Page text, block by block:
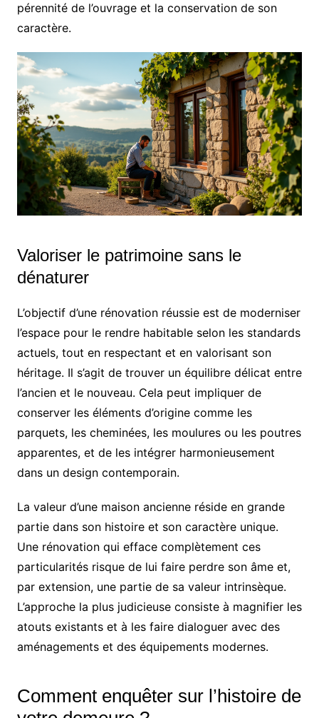
pérennité de l’ouvrage et la conservation de son
caractère.
Valoriser le patrimoine sans le
dénaturer
L’objectif d’une rénovation réussie est de moderniser
l’espace pour le rendre habitable selon les standards
actuels, tout en respectant et en valorisant son
héritage. Il s’agit de trouver un équilibre délicat entre
l’ancien et le nouveau. Cela peut impliquer de
conserver les éléments d’origine comme les
parquets, les cheminées, les moulures ou les poutres
apparentes, et de les intégrer harmonieusement
dans un design contemporain.
La valeur d’une maison ancienne réside en grande
partie dans son histoire et son caractère unique.
Une rénovation qui efface complètement ces
particularités risque de lui faire perdre son âme et,
par extension, une partie de sa valeur intrinsèque.
L’approche la plus judicieuse consiste à magnifier les
atouts existants et à les faire dialoguer avec des
aménagements et des équipements modernes.
Comment enquêter sur l’histoire de